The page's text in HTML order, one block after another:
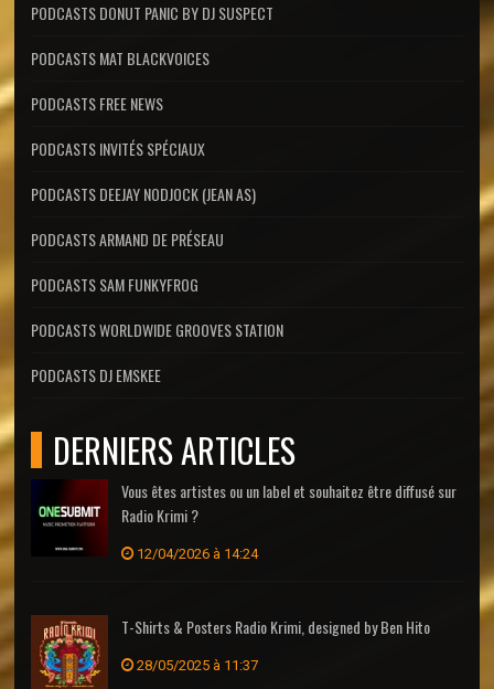
PODCASTS DONUT PANIC BY DJ SUSPECT
PODCASTS MAT BLACKVOICES
PODCASTS FREE NEWS
PODCASTS INVITÉS SPÉCIAUX
PODCASTS DEEJAY NODJOCK (JEAN AS)
PODCASTS ARMAND DE PRÉSEAU
PODCASTS SAM FUNKYFROG
PODCASTS WORLDWIDE GROOVES STATION
PODCASTS DJ EMSKEE
DERNIERS ARTICLES
Vous êtes artistes ou un label et souhaitez être diffusé sur
Radio Krimi ?
12/04/2026 à 14:24
T-Shirts & Posters Radio Krimi, designed by Ben Hito
28/05/2025 à 11:37